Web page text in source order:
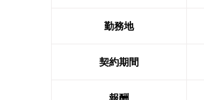
勤務地
契約期間
報酬